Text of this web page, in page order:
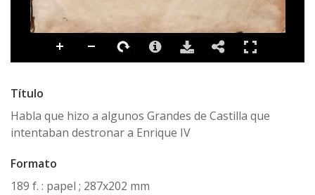
Título
Habla que hizo a algunos Grandes de Castilla que
intentaban destronar a Enrique IV
Formato
189 f. : papel ; 287x202 mm